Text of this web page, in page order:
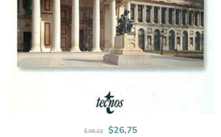
$38,22
El
$26,75El